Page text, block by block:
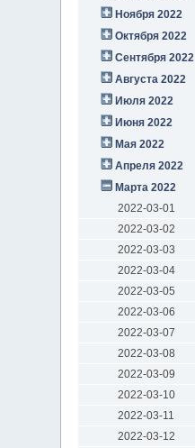
Ноября 2022
Октября 2022
Сентября 2022
Августа 2022
Июля 2022
Июня 2022
Мая 2022
Апреля 2022
Марта 2022
2022-03-01
2022-03-02
2022-03-03
2022-03-04
2022-03-05
2022-03-06
2022-03-07
2022-03-08
2022-03-09
2022-03-10
2022-03-11
2022-03-12